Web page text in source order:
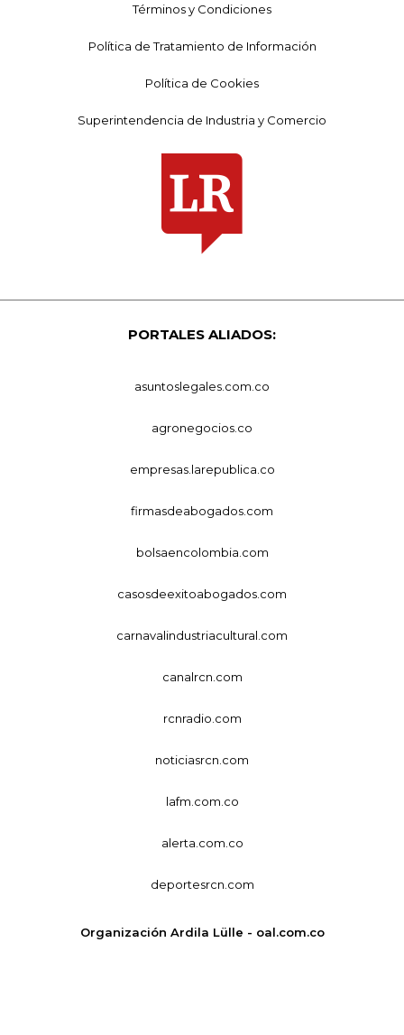
Términos y Condiciones
Política de Tratamiento de Información
Política de Cookies
Superintendencia de Industria y Comercio
PORTALES ALIADOS:
asuntoslegales.com.co
agronegocios.co
empresas.larepublica.co
firmasdeabogados.com
bolsaencolombia.com
casosdeexitoabogados.com
carnavalindustriacultural.com
canalrcn.com
rcnradio.com
noticiasrcn.com
lafm.com.co
alerta.com.co
deportesrcn.com
Organización Ardila Lülle - oal.com.co